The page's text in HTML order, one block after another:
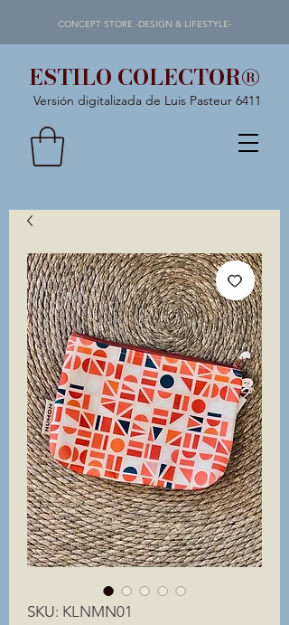
ESTILO COLECTOR®
Versión digitalizada de Luis Pasteur 6411
CONCEPT STORE -DESIGN & LIFESTYLE-
SKU: KLNMN01